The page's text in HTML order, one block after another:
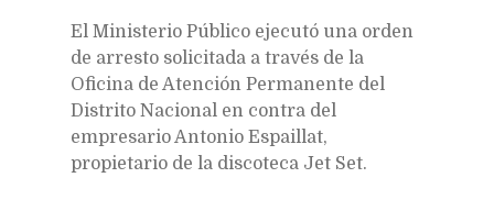
El Ministerio Público ejecutó una orden
de arresto solicitada a través de la
Oficina de Atención Permanente del
Distrito Nacional en contra del
empresario Antonio Espaillat,
propietario de la discoteca Jet Set.